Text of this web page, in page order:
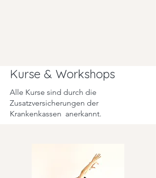
Kurse & Workshops
Alle Kurse sind durch die
Zusatzversicherungen der
Krankenkassen anerkannt.